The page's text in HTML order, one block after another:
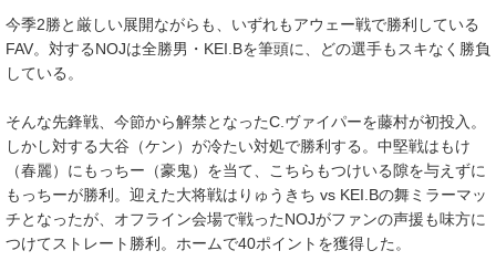
今季2勝と厳しい展開ながらも、いずれもアウェー戦で勝利している
FAV。対するNOJは全勝男・KEI.Bを筆頭に、どの選手もスキなく勝負
している。
そんな先鋒戦、今節から解禁となったC.ヴァイパーを藤村が初投入。
しかし対する大谷（ケン）が冷たい対処で勝利する。中堅戦はもけ
（春麗）にもっちー（豪鬼）を当て、こちらもつけいる隙を与えずに
もっちーが勝利。迎えた大将戦はりゅうきち vs KEI.Bの舞ミラーマッ
チとなったが、オフライン会場で戦ったNOJがファンの声援も味方に
つけてストレート勝利。ホームで40ポイントを獲得した。